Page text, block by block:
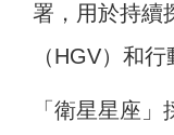
署，用於持續
（HGV）和行
「衛星星座